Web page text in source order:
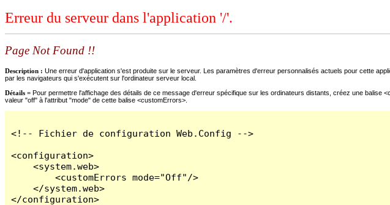
Erreur du serveur dans l'application '/'.
Page Not Found !!
Description : Une erreur d'application s'est produite sur le serveur. Les paramètres d'erreur personnalisés actuels pour cette
par les navigateurs qui s'exécutent sur l'ordinateur serveur local.
Détails = Pour permettre l'affichage des détails de ce message d'erreur spécifique sur les ordinateurs distants, créez une
valeur "off" à l'attribut "mode" de cette balise <customErrors>.
<!-- Fichier de configuration Web.Config -->
<configuration>
    <system.web>
        <customErrors mode="Off"/>
    </system.web>
</configuration>